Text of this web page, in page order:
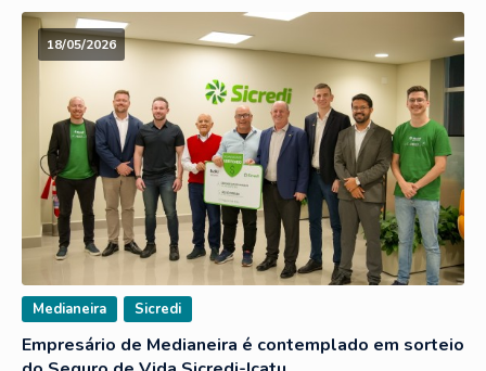
18/05/2026
Medianeira Sicredi
Empresário de Medianeira é contemplado em sorteio